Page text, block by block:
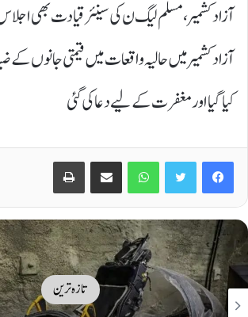
آزاد کشمیر، مسلم لیگ ن کی سینئر قیادت بھی
آزاد کشمیر میں حالیہ واقعات میں قیمتی جانوں کے
کیا گیا اور مغفرت کے لیے دعا کی گئی
Facebook
Twitter
WhatsApp
Share via Email
Print
تازہ ترین